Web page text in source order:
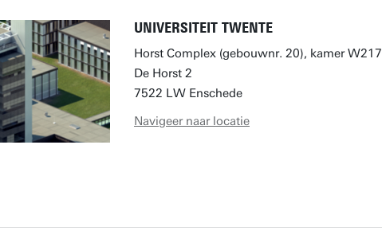
UNIVERSITEIT TWENTE
Horst Complex (gebouwnr. 20), kamer W217
De Horst 2
7522 LW Enschede
Navigeer naar locatie